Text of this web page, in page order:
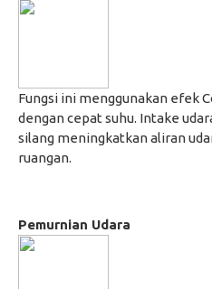
Fungsi ini menggunakan efek
dengan cepat suhu. Intake
silang meningkatkan aliran
ruangan.
Pemurnian Udara